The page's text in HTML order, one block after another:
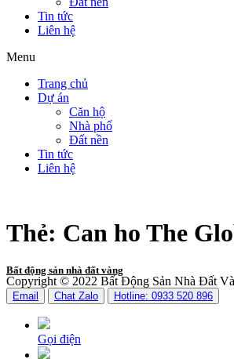
Tin tức
Liên hệ
Menu
Trang chủ
Dự án
Căn hộ
Nhà phố
Đất nền
Tin tức
Liên hệ
Thẻ: Can ho The
Bất động sản nhà đất vàng
Copyright © 2022 Bất Động Sản Nhà Đất
Email Chat Zalo Hotline: 0933 520 896
Gọi điện